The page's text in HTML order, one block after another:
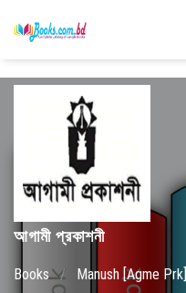
আগামী প্রকাশনী
Books / Manush [Agme Prk]